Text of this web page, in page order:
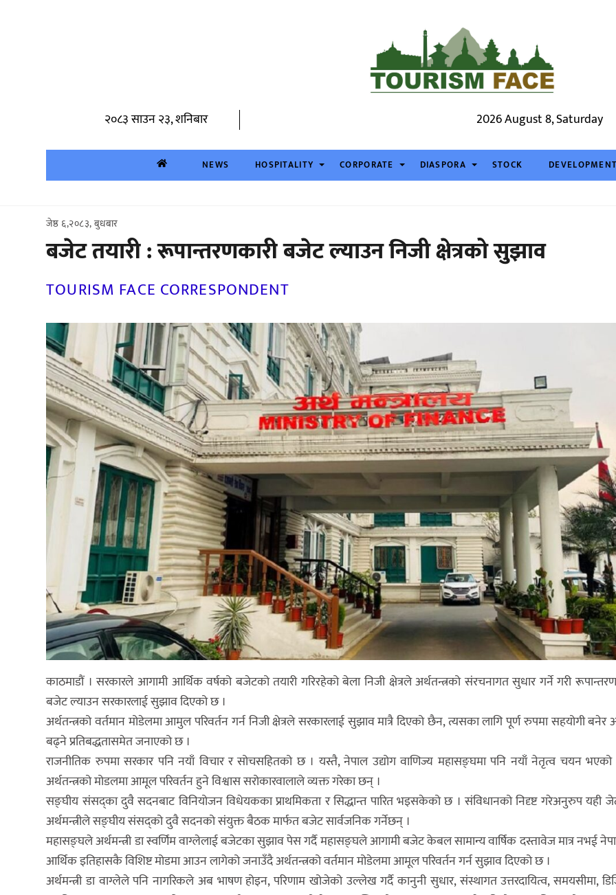
२०८३ साउन २३, शनिबार 2026 August 8, Saturday
NEWS HOSPITALITY CORPORATE DIASPORA STOCK DEVELOPMENT
जेष्ठ ६,२०८३, बुधबार
बजेट तयारी : रूपान्तरणकारी बजेट ल्याउन निजी क्षेत्रको सुझाव
TOURISM FACE CORRESPONDENT
काठमाडौं । सरकारले आगामी आर्थिक वर्षको बजेटको तयारी गरिरहेको बेला निजी क्षेत्रले अर्थतन्त्रको संरचनागत सुधार गर्ने गरी
बजेट ल्याउन सरकारलाई सुझाव दिएको छ ।
अर्थतन्त्रको वर्तमान मोडेलमा आमुल परिवर्तन गर्न निजी क्षेत्रले सरकारलाई सुझाव मात्रै दिएको छैन, त्यसका लागि पूर्ण रुपमा सहयोगी बनेर
बढ्ने प्रतिबद्धतासमेत जनाएको छ ।
राजनीतिक रुपमा सरकार पनि नयाँ विचार र सोचसहितको छ । यस्तै, नेपाल उद्योग वाणिज्य महासङ्घमा पनि नयाँ नेतृत्व चयन
अर्थतन्त्रको मोडलमा आमूल परिवर्तन हुने विश्वास सरोकारवालाले व्यक्त गरेका छन् ।
सङ्घीय संसद्का दुवै सदनबाट विनियोजन विधेयकका प्राथमिकता र सिद्धान्त पारित भइसकेको छ । संविधानको निदृष्ट गरेअनुरुप यही
अर्थमन्त्रीले सङ्घीय संसद्को दुवै सदनको संयुक्त बैठक मार्फत बजेट सार्वजनिक गर्नेछन् ।
महासङ्घले अर्थमन्त्री डा स्वर्णिम वाग्लेलाई बजेटका सुझाव पेस गर्दै महासङ्घले आगामी बजेट केबल सामान्य वार्षिक दस्तावेज मात्र नभई
आर्थिक इतिहासकै विशिष्ट मोडमा आउन लागेको जनाउँदै अर्थतन्त्रको वर्तमान मोडेलमा आमूल परिवर्तन गर्न सुझाव दिएको छ ।
अर्थमन्त्री डा वाग्लेले पनि नागरिकले अब भाषण होइन, परिणाम खोजेको उल्लेख गर्दै कानुनी सुधार, संस्थागत उत्तरदायित्व, समयसीमा,